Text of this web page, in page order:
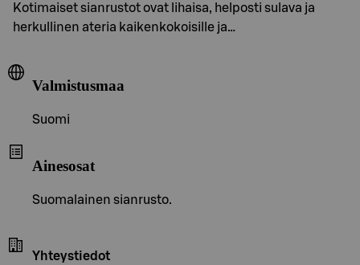
Kotimaiset sianrustot ovat lihaisa, helposti sulava ja
herkullinen ateria kaikenkokoisille ja…
Valmistusmaa
Suomi
Ainesosat
Suomalainen sianrusto.
Yhteystiedot